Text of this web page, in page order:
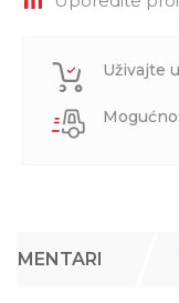
Uživajte